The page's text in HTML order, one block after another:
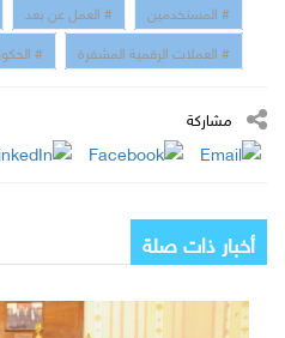
# المستخدمين # العمل عن بعد
# العملات الرقمية المشفرة
#
مشاركة
أخبار ذات صلة